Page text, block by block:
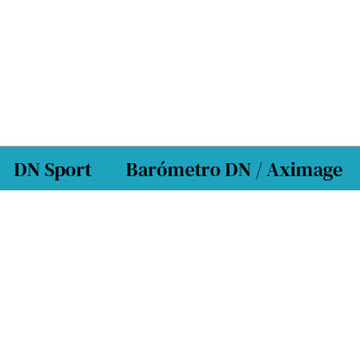
DN Sport Barómetro DN / Aximage